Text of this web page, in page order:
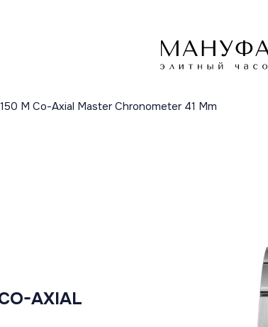
M Co-Axial Master Chronometer 41 Mm
AXIAL